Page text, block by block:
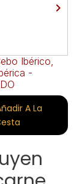
Ibérico,
-
